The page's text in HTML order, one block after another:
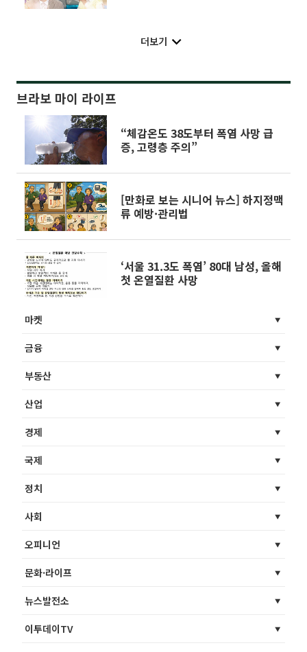
더보기
브라보 마이 라이프
“체감온도 38도부터 폭염 사망 급
증, 고령층 주의”
[만화로 보는 시니어 뉴스] 하지정맥
류 예방·관리법
‘서울 31.3도 폭염’ 80대 남성, 올해
첫 온열질환 사망
마켓
금융
부동산
산업
경제
국제
정치
사회
오피니언
문화·라이프
뉴스발전소
이투데이TV